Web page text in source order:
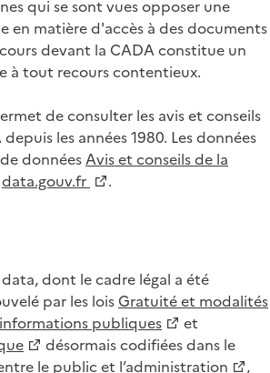
qui se sont vues opposer une
en matière d'accès à des documents
devant la CADA constitue un
à tout recours contentieux.
de consulter les avis et conseils
les années 1980. Les données
donnéesAvis et conseils de la
data.gouv.fr .
dont le cadre légal a été
par les loisGratuité et modalités
publiques
et
désormais codifiées dans le
le public et l’administration
,